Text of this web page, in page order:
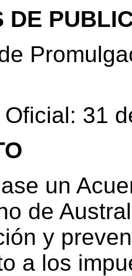
DE
31
un
de
y
a los